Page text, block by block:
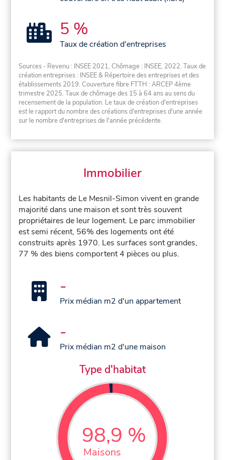
5 %
Taux de création d'entreprises
Sources - Revenu : INSEE 2021, Chômage : INSEE, 2022. Taux de
création entreprises : INSEE & Répertoire des entreprises et des
établissements 2019. Couverture fibre FTTH : ARCEP 4ème
trimestre 2025. Taux de chômage des 15 à 64 ans au sens du
recensement de la population. Le taux de création d'entreprises
est le rapport du nombre des créations d'entreprises d'une année
sur le nombre d'entreprises de l'année précédente.
Immobilier
Les habitants de Le Mesnil-Simon vivent en grande
majorité dans une maison et sont très souvent
propriétaires de leur logement. Le parc immobilier
est semi récent, 56% des logements ont été
construits après 1970. Les surfaces sont grandes,
77 % des biens comportent 4 pièces ou plus.
-
Prix médian m2 d'un appartement
-
Prix médian m2 d'une maison
Type d'habitat
98,9 %
Maisons